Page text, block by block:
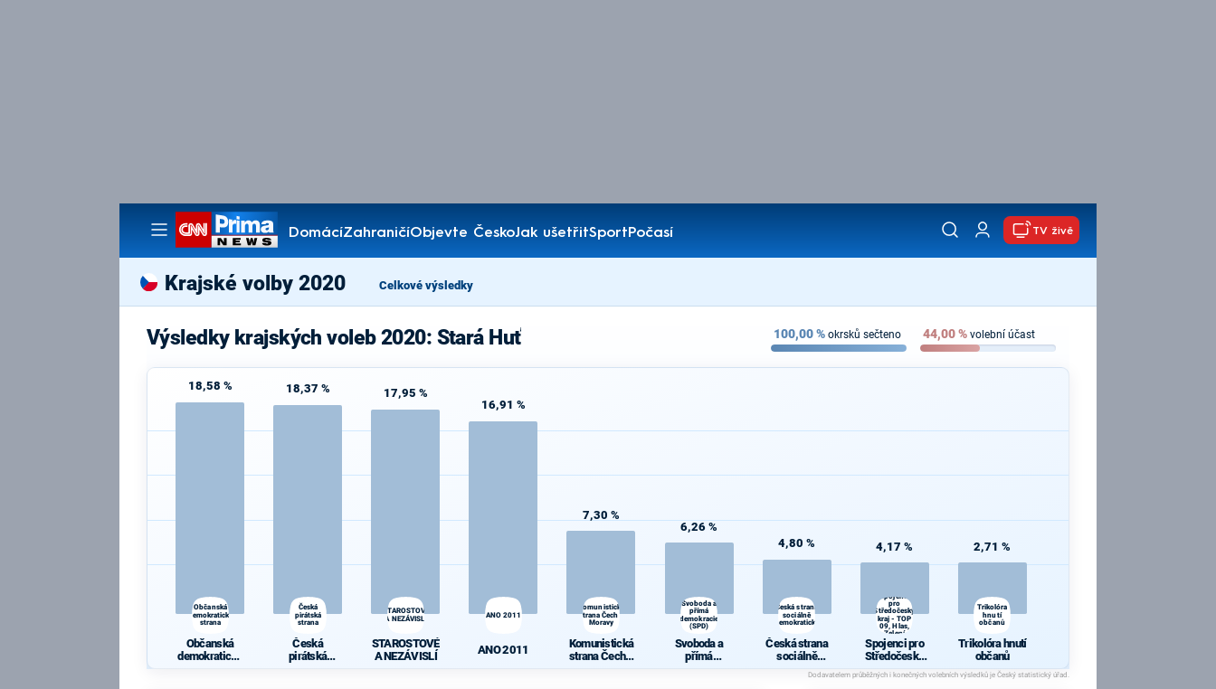
DomácíZahraničíObjevte ČeskoJak ušetřitSportPočasí
Pořady
TV živě
Krajské volby 2020 Celkové výsledky
Výsledky krajských voleb 2020: Stará Huť 100,00% okrsků sečteno 44,00% volební účast
18,58 %
Občanská
demokratická
strana
Občanská
demokratická
18,37 %
Česká
pirátská
strana
Česká
pirátská
17,95 %
STAROSTOVÉ
A NEZÁVISLÍ
STAROSTOVÉ
A NEZÁVISLÍ
16,91 %
ANO 2011
ANO 2011
7,30 %
Komunistická
strana Čech a
Moravy
Komunistická
strana Čech a
6,26 %
Svoboda a
přímá
demokracie
(SPD)
Svoboda a
přímá
demokracie
4,80 %
Česká strana
sociálně
demokratická
Česká strana
sociálně
demokratická
4,17 %
Spojenci
pro
Středočeský
kraj - TOP
09, Hlas,
Zelení
Spojenci pro
Středočeský
kraj - TOP 09,
Hlas, Zelení
2,71 %
Trikolóra
hnutí
občanů
Trikolóra hnutí
občanů